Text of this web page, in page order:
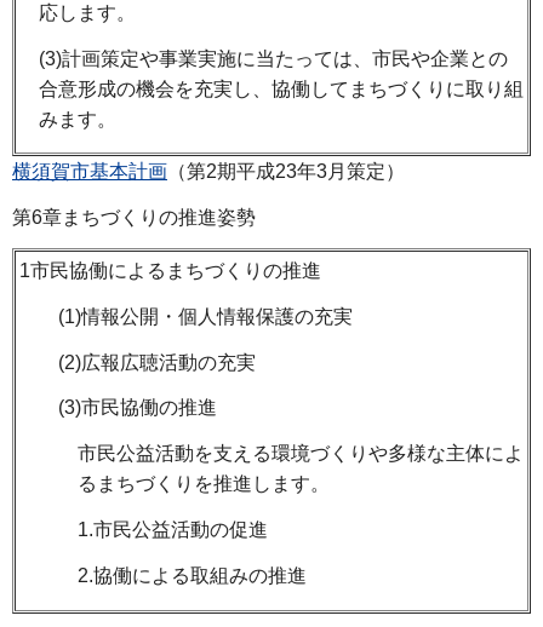
応します。
(3)計画策定や事業実施に当たっては、市民や企業との
合意形成の機会を充実し、協働してまちづくりに取り組
みます。
横須賀市基本計画 （第2期平成23年3月策定）
第6章まちづくりの推進姿勢
1市民協働によるまちづくりの推進
(1)情報公開・個人情報保護の充実
(2)広報広聴活動の充実
(3)市民協働の推進
市民公益活動を支える環境づくりや多様な主体によ
るまちづくりを推進します。
1.市民公益活動の促進
2.協働による取組みの推進